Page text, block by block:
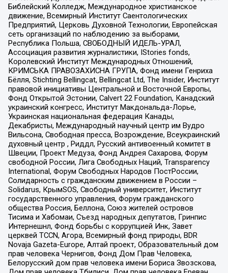
Библейский Колледж, Международное христианское
движение, Всемирный Институт Саентологических
Предприятий, Церковь Духовной Технологии, Европейская
сеть организаций по наблюдению за выборами,
Республика Польша, СВОБОДНЫЙ ИДЕЛЬ-УРАЛ,
Ассоциация развития журналистики, IStories fonds,
Королевский Институт Международных Отношений,
КРИМСЬКА ПРАВОЗАХИСНА ГРУПА, Фонд имени Генриха
Бёлля, Stichting Bellingcat, Bellingcat Ltd, The Insider, Институт
правовой инициативы Центральной и Восточной Европы,
Фонд Открытой Эстонии, Calvert 22 Foundation, Канадский
украинский конгресс, Институт Макдональда-Лорье,
Украинская национальная федерация Канады,
Декабристы, Международный научный центр им Вудро
Вильсона, Свободная пресса, Возрождение, Всеукраинский
духовный центр , Риддл, Русский антивоенный комитет в
Швеции, Проект Медуза, Фонд Андрея Сахарова, Форум
свободной России, Лига Свободных Наций, Transparеncy
International, Форум Свободных Народов ПостРоссии,
Солидарность с гражданским движением в России –
Solidarus, КрымSOS, Свободный университет, Институт
государственного управления, Форум гражданского
общества Россия, Беллона, Союз жителей островов
Тисима и Хабомаи, Съезд народных депутатов, Гринпис
Интернешнл, Фонд борьбы с коррупцией Инк, Завет
церквей TCCN, Агора, Всемирный фонд природы, BDR
Novaja Gazeta-Europe, Алтай проект, Образовательный дом
прав человека Чернигов, Фонд Дом Прав Человека,
Белорусский дом прав человека имени Бориса Звозскова,